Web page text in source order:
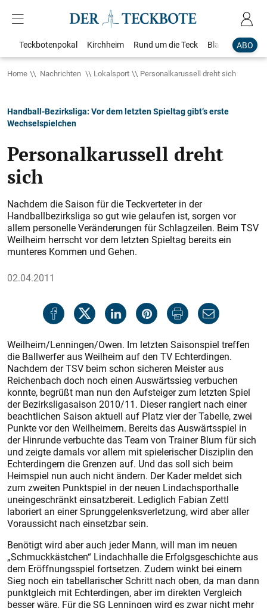
ABO
Teckbotenpokal Kirchheim Rund um die Teck Blaulicht
Home Nachrichten Lokalsport Personalkarussell dreht sich
Handball-Bezirksliga: Vor dem letzten Spieltag gibt‘s erste
Wechselspielchen
Personalkarussell dreht
sich
Nachdem die Saison für die Teckverteter in der
Handballbezirksliga so gut wie gelaufen ist, sorgen vor
allem personelle Veränderungen für Schlagzeilen. Beim TSV
Weilheim herrscht vor dem letzten Spieltag bereits ein
munteres ­Kommen und Gehen.
02.04.2011
Weilheim/Lenningen/Owen. Im letzten Saisonspiel treffen
die Ballwerfer aus Weilheim auf den TV Echterdingen.
Nachdem der TSV beim schon sicheren Meister aus
Reichenbach doch noch einen Auswärtssieg verbuchen
konnte, begrüßt man nun den Aufsteiger zum letzten Spiel
der Bezirksligasaison 2010/11. Dieser rangiert nach einer
beachtlichen Saison aktuell auf Platz vier der Tabelle, zwei
Punkte vor den Weilheimern. Bereits das Auswärtsspiel in
der Hinrunde verbuchte das Team von Trainer Blum für sich
und zeigte damals vor allem mit spielerischer Disziplin den
Echterdingern die Grenzen auf. Und das soll sich beim
Heimspiel nun auch nicht ändern. Der Kader meldet sich
zum zweiten Punktspiel in der neuen Lindachsporthalle
uneingeschränkt einsatzbereit. Lediglich Fabian Zettl
laboriert an einer Sprunggelenksverletzung, wird aber aller
Voraussicht nach einsetzbar sein.
Benötigt wird aber auch jeder Mann, will man im neuen
„Schmuckkästchen“ Lindachhalle die Erfolgsgeschichte aus
dem Eröffnungsspiel fortsetzen. Zudem winkt bei einem
Sieg noch ein tabellarischer Schritt nach oben, da man dann
punktgleich mit Echterdingen, aber im direkten Vergleich
besser wäre. Für die SG Lenningen wird es zwar nicht mehr